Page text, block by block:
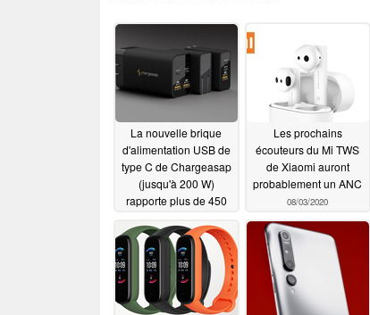
La nouvelle brique
d'alimentation USB de
type C de Chargeasap
(jusqu'à 200 W)
rapporte plus de 450
Kickstarter08/17/2020
Les prochains
écouteurs du Mi TWS
de Xiaomi auront
probablement un ANC
08/03/2020